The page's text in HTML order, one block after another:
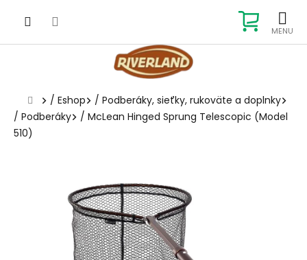
KOŠÍK
Domov
/ Eshop / Podberáky, sieťky, rukoväte a doplnky
/ Podberáky / McLean Hinged Sprung Telescopic (Model
510)